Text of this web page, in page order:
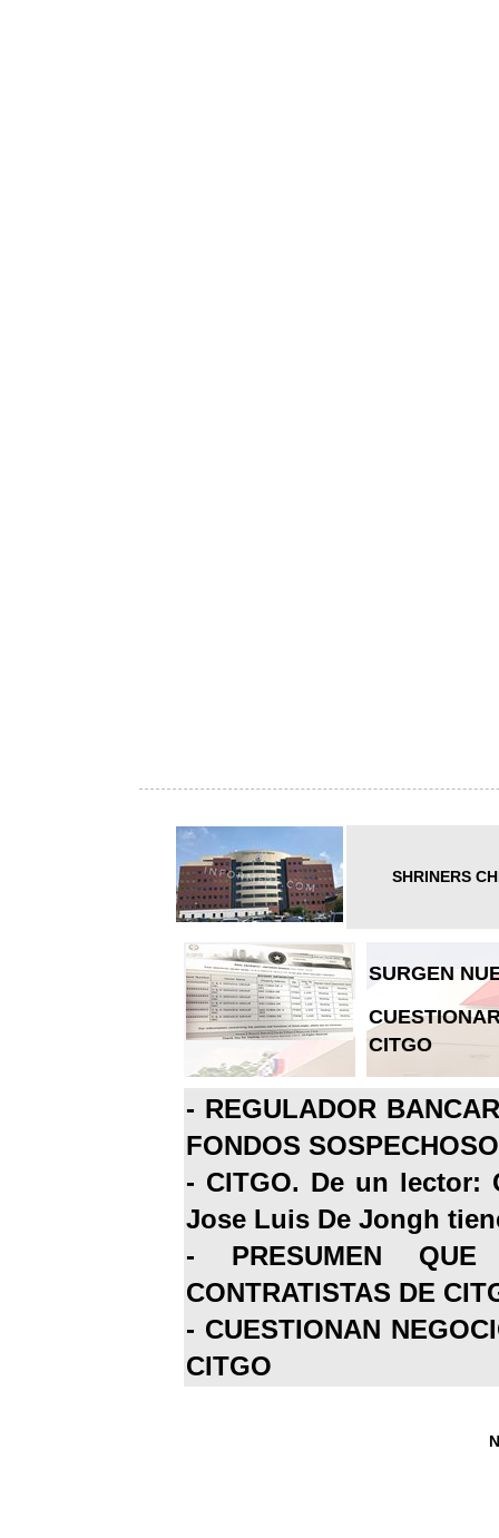
SHRINERS
SURGEN
CITGO
- REGULADOR
FONDOS
- CITGO. De un lector:
Jose Luis De Jongh
- PRESUMEN
CONTRATISTAS DE
- CUESTIONAN
CITGO